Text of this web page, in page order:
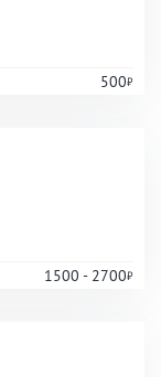
500
1500 - 2700